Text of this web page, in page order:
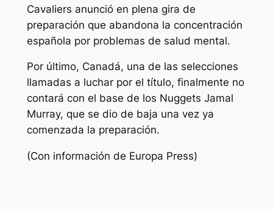
Cavaliers anunció en plena gira de
preparación que abandona la concentración
española por problemas de salud mental.
Por último, Canadá, una de las selecciones
llamadas a luchar por el título, finalmente no
contará con el base de los Nuggets Jamal
Murray, que se dio de baja una vez ya
comenzada la preparación.
(Con información de Europa Press)